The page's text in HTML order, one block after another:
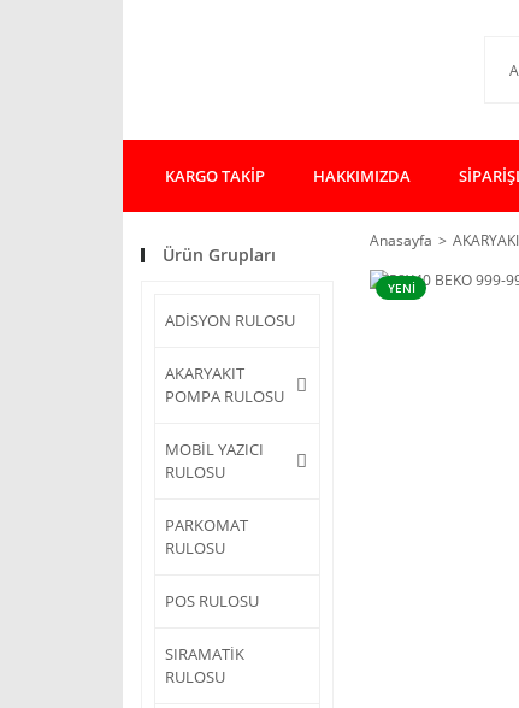
KARGO TAKİP HAKKIMIZDA
Ürün Grupları
ADİSYON RULOSU
AKARYAKIT
POMPA RULOSU
MOBİL YAZICI
RULOSU
PARKOMAT
RULOSU
POS RULOSU
SIRAMATİK
RULOSU
Anasayfa
YENİ